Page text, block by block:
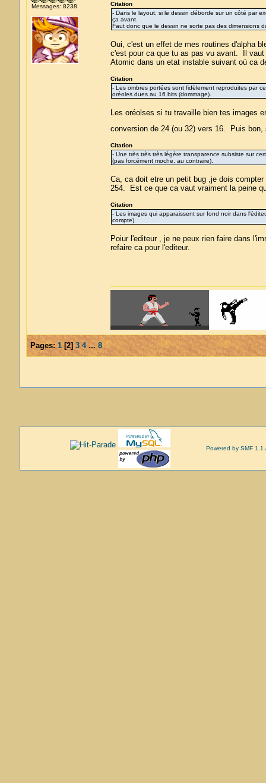
Messages: 8238
Citation
- Dans le layout, si le dessin déborde sur un côté par
ça avant.
Faut donc que le dessin ne sorte pas des dimensions
Oui, c'est un effet de mes routines d'alpha
c'est pour ca que tu as pas vu avant. Il
Atomic dans un etat instable suivant où ca
Citation
- Les ombres portées sont fidèlement reproduites par
oréoles dues au 16 bits (dommage).
Les oréolses si tu travaille bien tes images
conversion de 24 (ou 32) vers 16. Puis
Citation
- Une très très très légère transparence subsiste sur
(pas forcément moche, au contraire).
Ca, ca doit etre un petit bug ,je dois
254. Est ce que ca vaut vraiment la peine
Citation
- Les images qui apparaissent sur fond noir dans
compte)
Poiur l'editeur , je ne peux rien faire dans
refaire ca pour l'editeur.
Pages: 1[2] 3 4 ... 8
Powered by SMF